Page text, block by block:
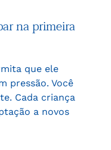
na primeira
que ele
pressão. Você
Cada criança
a novos